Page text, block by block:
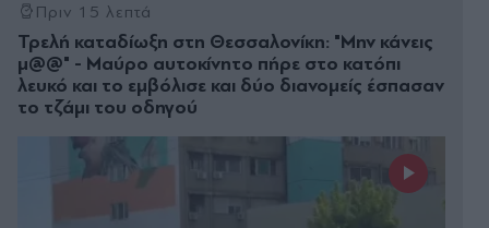
Πριν 15 λεπτά
Τρελή καταδίωξη στη Θεσσαλονίκη: "Μην κάνεις
μ@@" - Μαύρο αυτοκίνητο πήρε στο κατόπι
λευκό και το εμβόλισε και δύο διανομείς έσπασαν
το τζάμι του οδηγού